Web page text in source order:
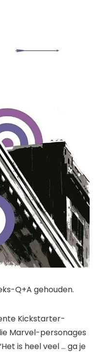
Q+A gehouden.
Kickstarter-
Marvel-personages
is heel veel … ga je